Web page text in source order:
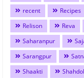
recent
Recipes
Relison
Reva
Saharanpur
Sarangpur
Shaakti
Shahdol